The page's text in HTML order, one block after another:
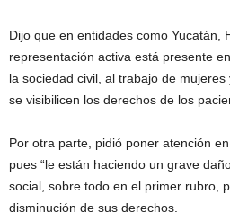
Dijo que en entidades como Yucatán,
representación activa está presente
la sociedad civil, al trabajo de
se visibilicen los derechos de los
Por otra parte, pidió poner atención
pues “le están haciendo un grave
social, sobre todo en el primer rubro,
disminución de sus derechos.